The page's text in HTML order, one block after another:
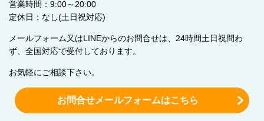
営業時間：9:00～20:00
定休日：なし(土日祝対応)
メールフォーム又はLINEからのお問合せは、24時間土日祝問わ
ず、全国対応で受付しております。
お気軽にご相談下さい。
お問合せメールフォームはこちら